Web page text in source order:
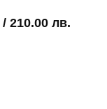
/ 210.00 лв.